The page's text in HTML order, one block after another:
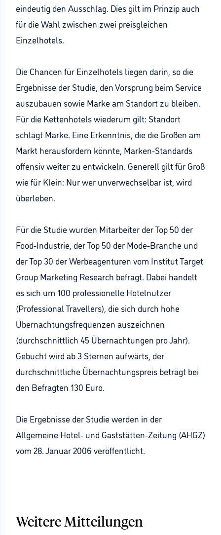
eindeutig den Ausschlag. Dies gilt im Prinzip auch
für die Wahl zwischen zwei preisgleichen
Einzelhotels.
Die Chancen für Einzelhotels liegen darin, so die
Ergebnisse der Studie, den Vorsprung beim Service
auszubauen sowie Marke am Standort zu bleiben.
Für die Kettenhotels wiederum gilt: Standort
schlägt Marke. Eine Erkenntnis, die die Großen am
Markt herausfordern könnte, Marken-Standards
offensiv weiter zu entwickeln. Generell gilt für Groß
wie für Klein: Nur wer unverwechselbar ist, wird
überleben.
Für die Studie wurden Mitarbeiter der Top 50 der
Food-Industrie, der Top 50 der Mode-Branche und
der Top 30 der Werbeagenturen vom Institut Target
Group Marketing Research befragt. Dabei handelt
es sich um 100 professionelle Hotelnutzer
(Professional Travellers), die sich durch hohe
Übernachtungsfrequenzen auszeichnen
(durchschnittlich 45 Übernachtungen pro Jahr).
Gebucht wird ab 3 Sternen aufwärts, der
durchschnittliche Übernachtungspreis beträgt bei
den Befragten 130 Euro.
Die Ergebnisse der Studie werden in der
Allgemeine Hotel- und Gaststätten-Zeitung (AHGZ)
vom 28. Januar 2006 veröffentlicht.
Weitere Mitteilungen